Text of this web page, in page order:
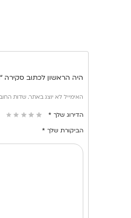
היה הראשון לכתוב סקירה
האימייל לא יוצג באתר. שדות
הדירוג שלך *
הביקורת שלך *